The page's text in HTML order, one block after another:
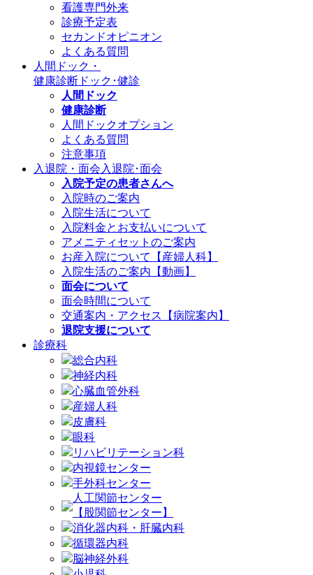
看護専門外来
診療予定表
セカンドオピニオン
よくある質問
人間ドック・
健康診断 ドック･健診
人間ドック
健康診断
人間ドックオプション
よくある質問
注意事項
入退院・面会 入退院･面会
入院予定の患者さんへ
入院時のご案内
入院生活について
入院料金とお支払いについて
アメニティセットのご案内
お産入院について【産婦人科】
入院生活のご案内【動画】
面会について
面会時間について
交通案内・アクセス【病院案内】
退院支援について
診療科
総合内科
神経内科
心臓血管外科
産婦人科
皮膚科
眼科
リハビリテーション科
内視鏡センター
手外科センター
人工関節センター
【股関節センター】
消化器内科・肝臓内科
循環器内科
脳神経外科